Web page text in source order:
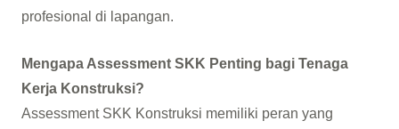
profesional di lapangan.
Mengapa Assessment SKK Penting bagi Tenaga
Kerja Konstruksi?
Assessment SKK Konstruksi memiliki peran yang